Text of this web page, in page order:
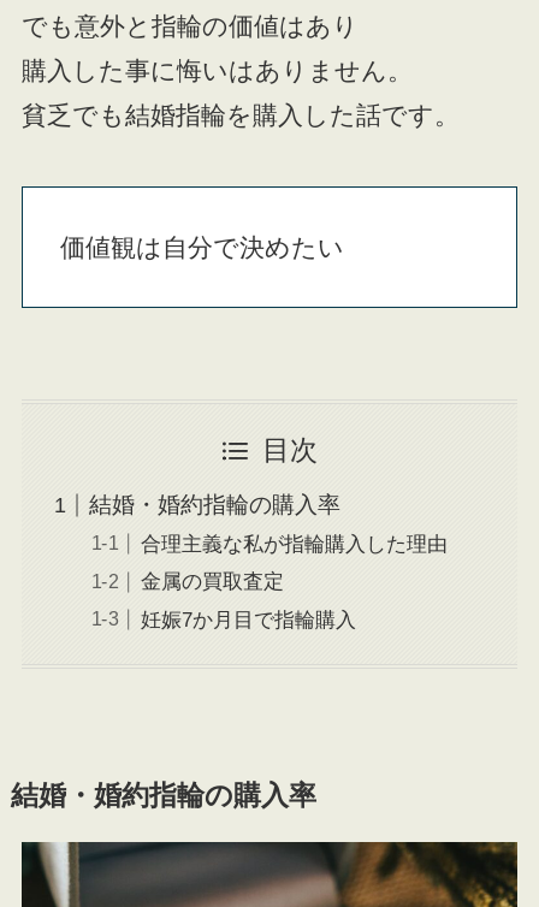
でも意外と指輪の価値はあり
購入した事に悔いはありません。
貧乏でも結婚指輪を購入した話です。
価値観は自分で決めたい
目次
結婚・婚約指輪の購入率
合理主義な私が指輪購入した理由
金属の買取査定
妊娠7か月目で指輪購入
結婚・婚約指輪の購入率